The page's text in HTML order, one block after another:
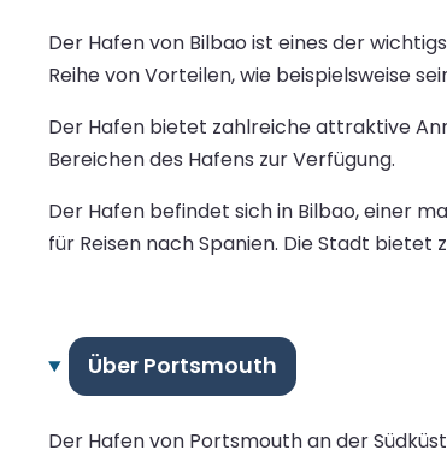
Der Hafen von Bilbao ist eines der
Reihe von Vorteilen, wie beispielsweise
Der Hafen bietet zahlreiche attraktive
Bereichen des Hafens zur Verfügung.
Der Hafen befindet sich in Bilbao, einer
für Reisen nach Spanien. Die Stadt
Über Portsmouth
Der Hafen von Portsmouth an der